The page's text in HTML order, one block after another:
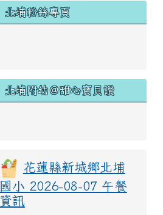
北埔粉絲專頁
北埔附幼＠甜心寶貝讚
花蓮縣新城鄉北埔
國小 2026-08-07 午餐
資訊